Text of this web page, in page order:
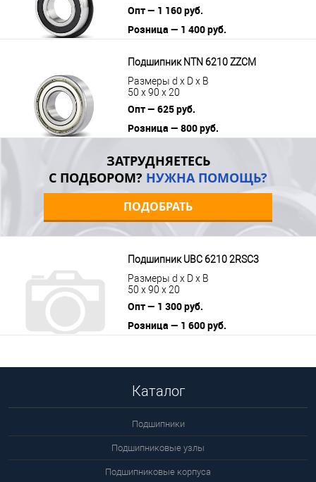
Опт — 1 160 руб.
Розница — 1 400 руб.
Подшипник NTN 6210 ZZCM
Размеры d x D x B
50 x 90 x 20
Опт — 625 руб.
Розница — 800 руб.
ЗАТРУДНЯЕТЕСЬ
С ПОДБОРОМ? НУЖНА ПОМОЩЬ?
ПОДОБРАТЬ
Подшипник UBC 6210 2RSС3
Размеры d x D x B
50 x 90 x 20
Опт — 1 300 руб.
Розница — 1 600 руб.
Каталог
Подшипники
Подшипниковые узлы
Подшипниковые корпуса